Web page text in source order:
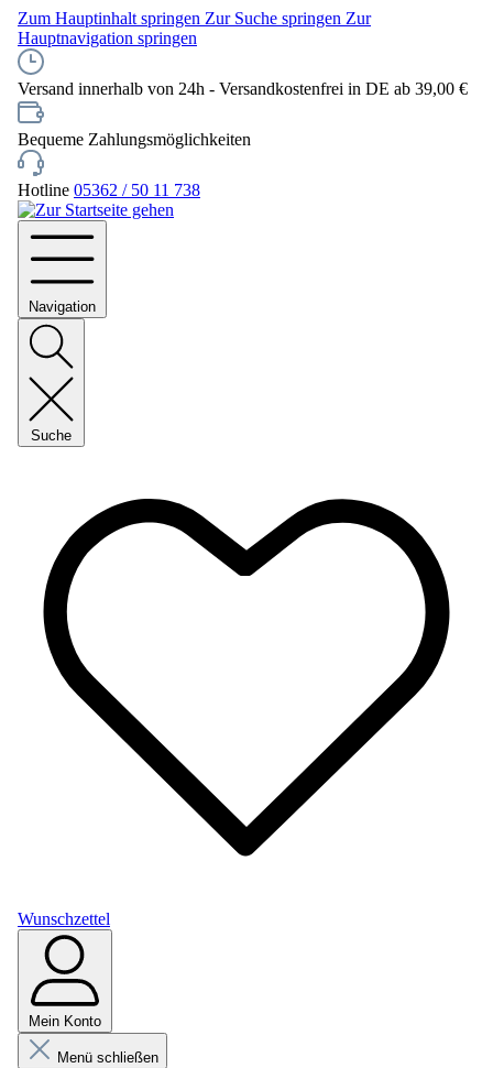
Zum Hauptinhalt springen Zur Suche springen Zur
Hauptnavigation springen
Versand innerhalb von 24h - Versandkostenfrei in DE ab 39,00 €
Bequeme Zahlungsmöglichkeiten
Hotline 05362 / 50 11 738
Navigation
Suche
Wunschzettel
Mein Konto
Menü schließen